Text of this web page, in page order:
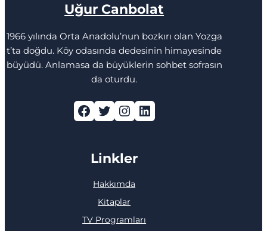
Uğur Canbolat
1966 yılında Orta Anadolu’nun bozkırı olan Yozga
t’ta doğdu. Köy odasında dedesinin himayesinde
büyüdü. Anlamasa da büyüklerin sohbet sofrasın
da oturdu.
Facebook Twitter Instagram LinkedIn
Linkler
Hakkımda
Kitaplar
TV Programları